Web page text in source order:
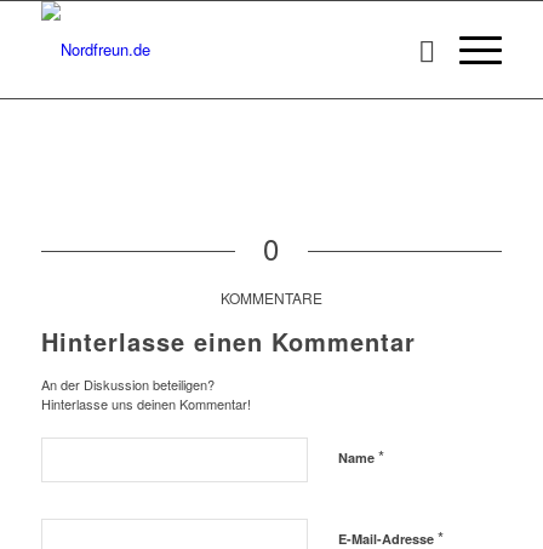
0
KOMMENTARE
Hinterlasse einen Kommentar
An der Diskussion beteiligen?
Hinterlasse uns deinen Kommentar!
Name *
E-Mail-Adresse *